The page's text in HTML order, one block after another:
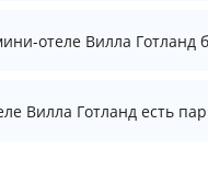
после 14:00, а выезд
отеле Вилла Готланд
Вилла Готланд нет
Вилла Готланд есть